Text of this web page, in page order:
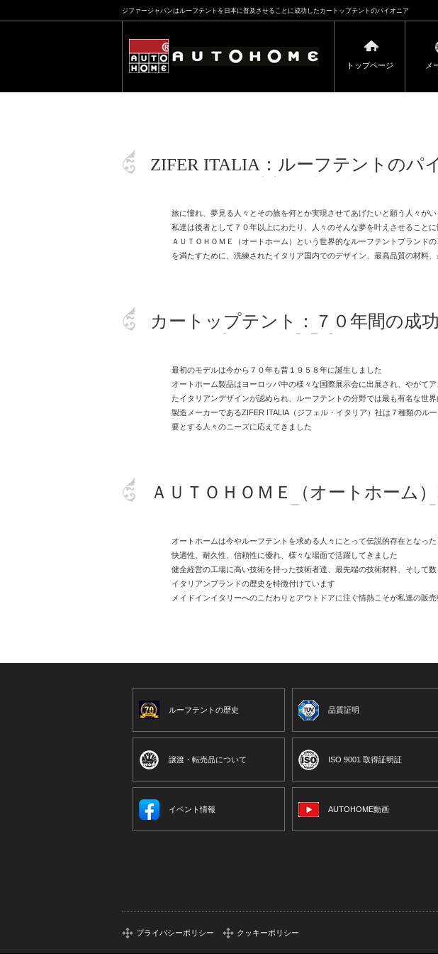
ジファージャパンはルーフテントを日本に普及させることに成功したカートップテントのパイオニア
ZIFER ITALIA：ルーフテントのパ
旅に憧れ、夢見る人々とその旅を何とか実現させてあげたいと願う人々がい
私達は後者として７０年以上にわたり、人々のそんな夢を叶えさせること
ＡＵＴＯＨＯＭＥ（オートホーム）という世界的なルーフテントブランド
を満たすために、洗練されたイタリア国内でのデザイン、最高品質の材料
カートップテント：７０年間の成
最初のモデルは今から７０年も昔１９５８年に誕生しました
オートホーム製品はヨーロッパ中の様々な国際展示会に出展され、やがて
たイタリアンデザインが認められ、ルーフテントの分野では最も有名な世
製造メーカーであるZIFER ITALIA（ジフェル・イタリア）社は７種類のル
要とする人々のニーズに応えてきました
ＡＵＴＯＨＯＭＥ（オートホーム
オートホームは今やルーフテントを求める人々にとって伝説的存在となっ
快適性、耐久性、信頼性に優れ、様々な場面で活躍してきました
健全経営の工場に高い技術を持った技術者達、最先端の技術材料、そして
イタリアンブランドの歴史を特徴付けています
メイドインイタリーへのこだわりとアウトドアに注ぐ情熱こそが私達の販
トップページ メ
ルーフテントの歴史 品質証明
譲渡・転売品について ISO 9001 取得証明証
イベント情報 AUTOHOME動画
プライバシーポリシー クッキーポリシー